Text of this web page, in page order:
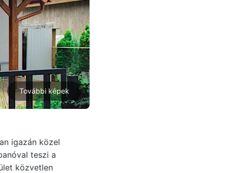
További képek
igazán közel
teszi a
közvetlen